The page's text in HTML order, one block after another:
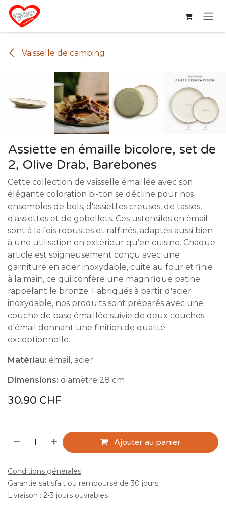
Se rendre au contenu
Vaisselle de camping
Assiette en émaille bicolore, set de
2, Olive Drab, Barebones
Cette collection de vaisselle émaillée avec son
élégante coloration bi-ton se décline pour nos
ensembles de bols, d'assiettes creuses, de tasses,
d'assiettes et de gobellets. Ces ustensiles en émail
sont à la fois robustes et raffinés, adaptés aussi bien
à une utilisation en extérieur qu'en cuisine. Chaque
article est soigneusement conçu avec une
garniture en acier inoxydable, cuite au four et finie
à la main, ce qui confère une magnifique patine
rappelant le bronze. Fabriqués à partir d'acier
inoxydable, nos produits sont préparés avec une
couche de base émaillée suivie de deux couches
d'émail donnant une finition de qualité
exceptionnelle.
Matériau: émail, acier
Dimensions: diamètre 28 cm
30.90 CHF
Ajouter au panier
Conditions générales
Garantie satisfait ou remboursé de 30 jours
Livraison : 2-3 jours ouvrables